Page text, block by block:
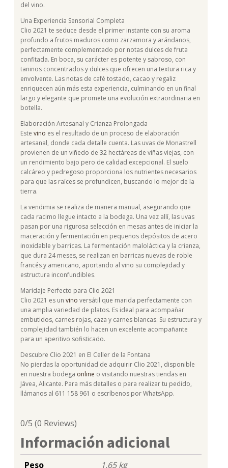
del vino.
Una Experiencia Sensorial Completa
Clio 2021 te seduce desde el primer instante con su aroma
profundo a frutos maduros como zarzamora y arándanos,
perfectamente complementado por notas dulces de fruta
confitada. En boca, su carácter es potente y sabroso, con
taninos concentrados y dulces que ofrecen una textura rica y
envolvente. Las notas de café tostado, cacao y regaliz
enriquecen aún más esta experiencia, culminando en un final
largo y elegante que promete una evolución extraordinaria en
botella.
Elaboración Artesanal y Crianza Prolongada
Este vino es el resultado de un proceso de elaboración
artesanal, donde cada detalle cuenta. Las uvas de Monastrell
provienen de un viñedo de 32 hectáreas de viñas viejas, con
un rendimiento bajo pero de calidad excepcional. El suelo
calcáreo y pedregoso proporciona los nutrientes necesarios
para que las raíces se profundicen, buscando lo mejor de la
tierra.
La vendimia se realiza de manera manual, asegurando que
cada racimo llegue intacto a la bodega. Una vez allí, las uvas
pasan por una rigurosa selección en mesas antes de iniciar la
maceración y fermentación en pequeños depósitos de acero
inoxidable y barricas. La fermentación maloláctica y la crianza,
que dura 24 meses, se realizan en barricas nuevas de roble
francés y americano, aportando al vino su complejidad y
estructura inconfundibles.
Maridaje Perfecto para Clio 2021
Clio 2021 es un vino versátil que marida perfectamente con
una amplia variedad de platos. Es ideal para acompañar
embutidos, carnes rojas, caza y carnes blancas. Su estructura y
complejidad también lo hacen un excelente acompañante
para un aperitivo sofisticado.
Descubre Clio 2021 en El Celler de la Fontana
No pierdas la oportunidad de adquirir Clio 2021, disponible
en nuestra bodega online o visitando nuestras tiendas en
Jávea, Alicante. Para más detalles o para realizar tu pedido,
llámanos al 611 158 961 o escríbenos por WhatsApp.
0/5 (0 Reviews)
Información adicional
Peso 1,65 kg